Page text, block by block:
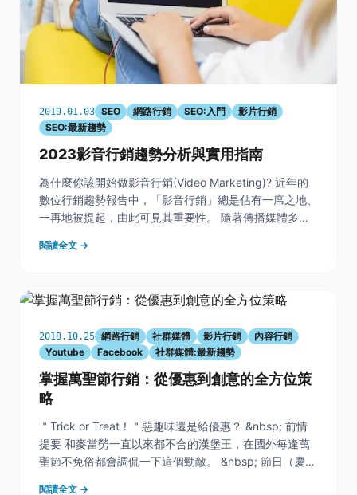
2019.01.03 SEO 網路行銷 SEO:入門
影片行銷
SEO:最新趨勢
2023影音行銷趨勢分析與實用指南
為什麼你該開始做影音行銷(Video Marketing)? 近年的
數位行銷趨勢報告中，「影音行銷」總是佔有一席之地、
一再地被提起，由此可見其重要性。 隨著傳播媒體多元
的分量。尤其，當市場上的企業大多投入影音行銷與消費
閱讀全文 →
2018.10.25 網路行銷 社群媒體 影片行銷
內容行銷
Youtube
Facebook 社群媒體:最新趨勢
掌握萬聖節行銷：從優惠到創意的全方位策
略
＂Trick or Treat！＂惡趣味還是給優惠？ &nbsp; 前情
提要 和麥當勞一直以來都不合的漢堡王，在國外每逢萬
聖節不免俗都會調侃一下這個勁敵。 &nbsp; 節日（慶）
閱讀全文 →